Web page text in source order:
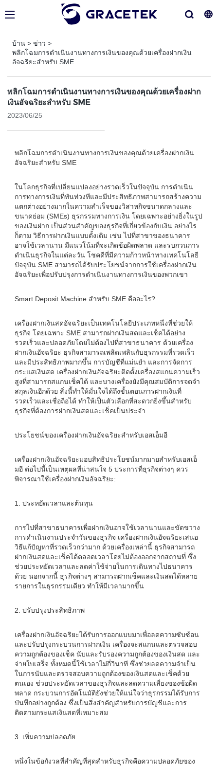
บ้าน > ข่าว >
พลิกโฉมการดำเนินงานทางการเงินของคุณด้วยเครื่องฝากเงิน
อัจฉริยะสำหรับ SME
พลิกโฉมการดำเนินงานทางการเงินของคุณด้วยเครื่องฝาก
เงินอัจฉริยะสำหรับ SME
2023/06/25
พลิกโฉมการดำเนินงานทางการเงินของคุณด้วยเครื่องฝากเงิน
อัจฉริยะสำหรับ SME
ในโลกธุรกิจที่เปลี่ยนแปลงอย่างรวดเร็วในปัจจุบัน การดำเนิน
การทางการเงินที่ทันท่วงทีและมีประสิทธิภาพสามารถสร้างความ
แตกต่างอย่างมากในความสำเร็จของวิสาหกิจขนาดกลางและ
ขนาดย่อม (SMEs) ธุรกรรมทางการเงิน โดยเฉพาะอย่างยิ่งในรูป
ของเงินฝาก เป็นส่วนสำคัญของธุรกิจที่เกี่ยวข้องกับเงิน อย่างไร
ก็ตาม วิธีการฝากเงินแบบดั้งเดิม เช่น ไปที่สาขาของธนาคาร
อาจใช้เวลานาน มีแนวโน้มที่จะเกิดข้อผิดพลาด และรบกวนการ
ดำเนินธุรกิจในแต่ละวัน โชคดีที่มีความก้าวหน้าทางเทคโนโลยี
ปัจจุบัน SME สามารถได้รับประโยชน์จากการใช้เครื่องฝากเงิน
อัจฉริยะเพื่อปรับปรุงการดำเนินงานทางการเงินของพวกเขา
Smart Deposit Machine สำหรับ SME คืออะไร?
เครื่องฝากเงินสดอัจฉริยะเป็นเทคโนโลยีประเภทหนึ่งที่ช่วยให้
ธุรกิจ โดยเฉพาะ SME สามารถฝากเงินสดและเช็คได้อย่าง
รวดเร็วและปลอดภัยโดยไม่ต้องไปที่สาขาธนาคาร ด้วยเครื่อง
ฝากเงินอัจฉริยะ ธุรกิจสามารถเพลิดเพลินกับธุรกรรมที่รวดเร็ว
และมีประสิทธิภาพมากขึ้น การบัญชีที่แม่นยำ และการจัดการ
กระแสเงินสด เครื่องฝากเงินอัจฉริยะติดตั้งเครื่องสแกนความเร็ว
สูงที่สามารถสแกนเช็คได้ และบางเครื่องยังมีคุณสมบัติการจดจำ
สกุลเงินอีกด้วย สิ่งนี้ทำให้มั่นใจได้ถึงขั้นตอนการฝากเงินที่
รวดเร็วและเชื่อถือได้ ทำให้เป็นตัวเลือกที่สะดวกยิ่งขึ้นสำหรับ
ธุรกิจที่ต้องการฝากเงินสดและเช็คเป็นประจำ
ประโยชน์ของเครื่องฝากเงินอัจฉริยะสำหรับเอสเอ็มอี
เครื่องฝากเงินอัจฉริยะมอบสิทธิประโยชน์มากมายสำหรับเอสเอ็
มอี ต่อไปนี้เป็นเหตุผลที่น่าสนใจ 5 ประการที่ธุรกิจต่างๆ ควร
พิจารณาใช้เครื่องฝากเงินอัจฉริยะ:
1. ประหยัดเวลาและต้นทุน
การไปที่สาขาธนาคารเพื่อฝากเงินอาจใช้เวลานานและขัดขวาง
การดำเนินงานประจำวันของธุรกิจ เครื่องฝากเงินอัจฉริยะเสนอ
วิธีแก้ปัญหาที่รวดเร็วกว่ามาก ด้วยเครื่องเหล่านี้ ธุรกิจสามารถ
ฝากเงินสดและเช็คได้ตลอดเวลาโดยไม่ต้องออกจากสถานที่ ซึ่ง
ช่วยประหยัดเวลาและลดค่าใช้จ่ายในการเดินทางไปธนาคาร
ด้วย นอกจากนี้ ธุรกิจต่างๆ สามารถฝากเช็คและเงินสดได้หลาย
รายการในธุรกรรมเดียว ทำให้มีเวลามากขึ้น
2. ปรับปรุงประสิทธิภาพ
เครื่องฝากเงินอัจฉริยะได้รับการออกแบบมาเพื่อลดความซับซ้อน
และปรับปรุงกระบวนการฝากเงิน เครื่องจะสแกนและตรวจสอบ
ความถูกต้องของเช็ค นับและรับรองความถูกต้องของเงินสด และ
จ่ายใบเสร็จ ทั้งหมดนี้ใช้เวลาไม่กี่วินาที ซึ่งช่วยลดความจำเป็น
ในการนับและตรวจสอบความถูกต้องของเงินสดและเช็คด้วย
ตนเอง ช่วยประหยัดเวลาของธุรกิจและลดความเสี่ยงของข้อผิด
พลาด กระบวนการอัตโนมัติยังช่วยให้แน่ใจว่าธุรกรรมได้รับการ
บันทึกอย่างถูกต้อง ซึ่งเป็นสิ่งสำคัญสำหรับการบัญชีและการ
ติดตามกระแสเงินสดที่เหมาะสม
3. เพิ่มความปลอดภัย
หนึ่งในข้อกังวลที่สำคัญที่สุดสำหรับธุรกิจคือความปลอดภัยของ